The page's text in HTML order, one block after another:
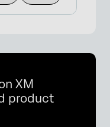
XM
product